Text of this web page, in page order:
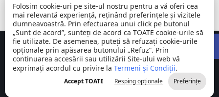
08:00 -
14:00
Comuna
Stejaru |
județul Tulcea
©
2026
Toate
drepturile
rezervate
Concept realizat deBig Media Relații Publice SRL
Folosim cookie-uri pe site-ul nostru pentru a vă oferi cea
mai relevantă experiență, reținând preferințele și vizitele
dumneavoastră. Prin efectuarea unui click pe butonul
„Sunt de acord”, sunteți de acord ca TOATE cookie-urile să
fie utilizate. De asemenea, puteți să refuzați cookie-urile
opționale prin apăsarea butonului „Refuz”. Prin
continuarea accesării sau utilizării Site-ului web vă
exprimați acordul cu privire la Termeni și Condiții.
Accept TOATE Resping opționale Preferințe